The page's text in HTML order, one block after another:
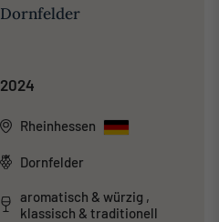
Dornfelder
2024
Rheinhessen
Dornfelder
aromatisch & würzig ,
klassisch & traditionell